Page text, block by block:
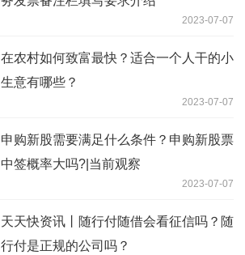
2023-07-07
在农村如何致富最快？适合一个人干的小
生意有哪些？
2023-07-07
申购新股需要满足什么条件？申购新股票
中签概率大吗?|当前观察
2023-07-07
天天快资讯丨随行付随借会看征信吗？随
行付是正规的公司吗？